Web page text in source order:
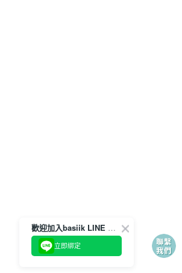
歡迎加入basiik LINE 官方帳號
立即綁定